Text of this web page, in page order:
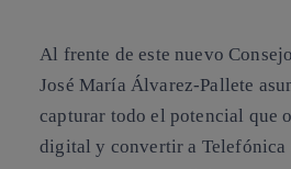
Al frente de este nuevo
José María Álvarez-Pallete
capturar todo el potencial que
digital y convertir a Telefónica